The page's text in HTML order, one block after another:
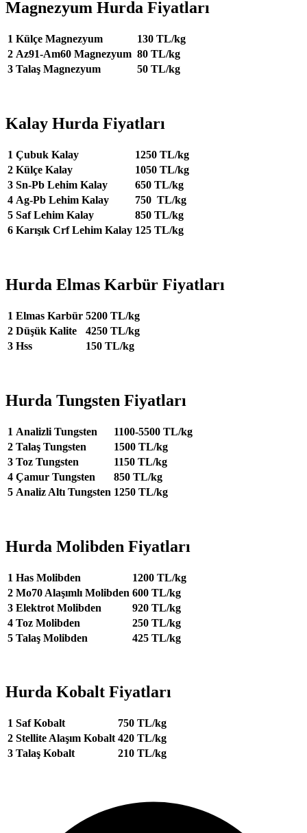
Magnezyum Hurda Fiyatları
1 Külçe Magnezyum
130 TL/kg
2 Az91-Am60 Magnezyum 80 TL/kg
3 Talaş Magnezyum 50 TL/kg
Kalay Hurda Fiyatları
1 Çubuk Kalay
1250 TL/kg
2 Külçe Kalay
1050 TL/kg
3 Sn-Pb Lehim Kalay
650 TL/kg
4 Ag-Pb Lehim Kalay
750 TL/kg
5 Saf Lehim Kalay
850 TL/kg
6 Karışık Crf Lehim Kalay 125 TL/kg
Hurda Elmas Karbür Fiyatları
1 Elmas Karbür 5200 TL/kg
2 Düşük Kalite
4250 TL/kg
3 Hss 150 TL/kg
Hurda Tungsten Fiyatları
1 Analizli Tungsten
1100-5500 TL/kg
2 Talaş Tungsten
1500 TL/kg
3 Toz Tungsten
1150 TL/kg
4 Çamur Tungsten
850 TL/kg
5 Analiz Altı Tungsten 1250 TL/kg
Hurda Molibden Fiyatları
1 Has Molibden
1200 TL/kg
2 Mo70 Alaşımlı Molibden 600 TL/kg
3 Elektrot Molibden
920 TL/kg
4 Toz Molibden
250 TL/kg
5 Talaş Molibden 425 TL/kg
Hurda Kobalt Fiyatları
1 Saf Kobalt
750 TL/kg
2 Stellite Alaşım Kobalt 420 TL/kg
3 Talaş Kobalt 210 TL/kg